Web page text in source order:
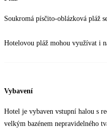
Soukromá písčito-oblázková pláž
Hotelovou pláž mohou využívat i
Vybavení
Hotel je vybaven vstupní halou s
velkým bazénem nepravidelného